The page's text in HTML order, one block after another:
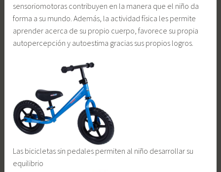
sensoriomotoras contribuyen en la manera que el niño da
forma a su mundo. Además, la actividad física les permite
aprender acerca de su propio cuerpo, favorece su propia
autopercepción y autoestima gracias sus propios logros.
Las bicicletas sin pedales permiten al niño desarrollar su
equilibrio